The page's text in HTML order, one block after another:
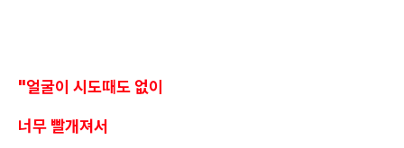
"얼굴이 시도때도 없이
너무 빨개져서